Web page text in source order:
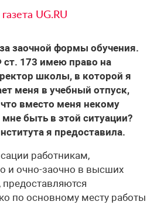
UG.RU
заочной формы обучения.
173 имею право на
школы, в которой я
меня в учебный отпуск,
вместо меня некому
быть в этой ситуации?
я предоставила.
работникам,
и очно-заочно в высших
предоставляются
по основному месту работы